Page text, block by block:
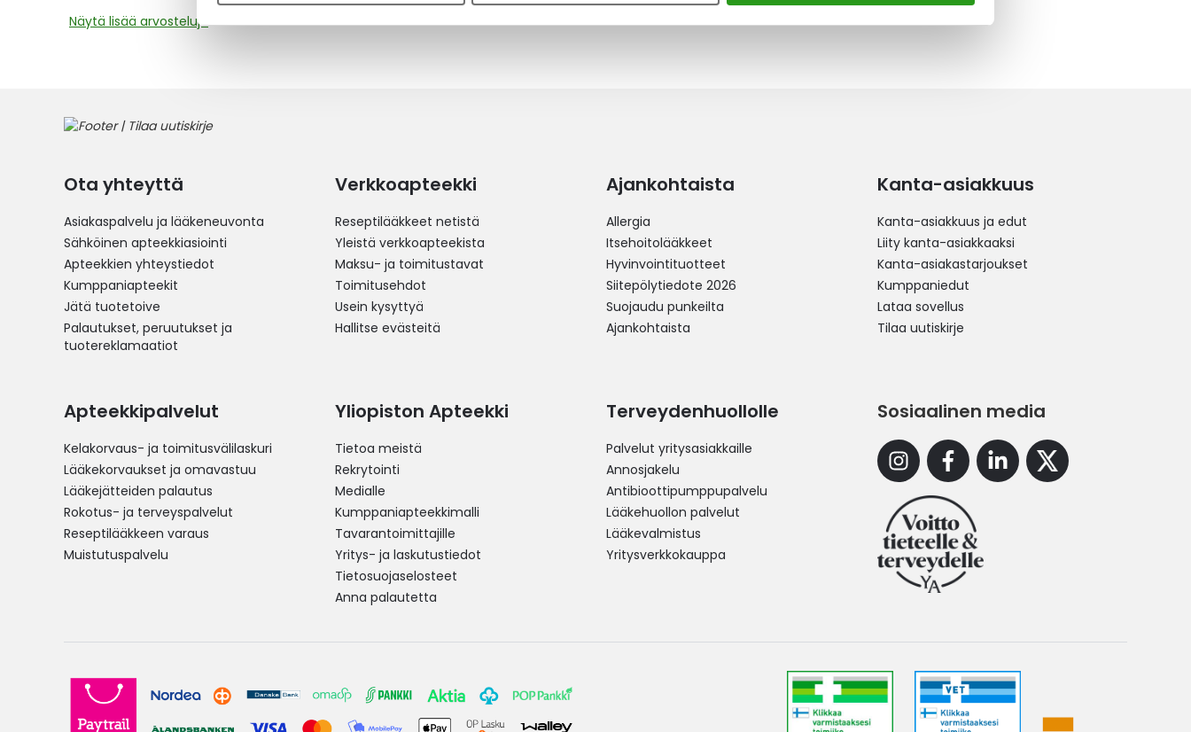
Näytä lisää arvosteluja
Ota yhteyttä
Asiakaspalvelu ja lääkeneuvonta
Sähköinen apteekkiasiointi
Apteekkien yhteystiedot
Kumppaniapteekit
Jätä tuotetoive
Palautukset, peruutukset ja
tuotereklamaatiot
Verkkoapteekki
Reseptilääkkeet netistä
Yleistä verkkoapteekista
Maksu- ja toimitustavat
Toimitusehdot
Usein kysyttyä
Hallitse evästeitä
Ajankohtaista
Allergia
Itsehoitolääkkeet
Hyvinvointituotteet
Siitepölytiedote 2026
Suojaudu punkeilta
Ajankohtaista
Kanta-asiakkuus
Kanta-asiakkuus ja edut
Liity kanta-asiakkaaksi
Kanta-asiakastarjoukset
Kumppaniedut
Lataa sovellus
Tilaa uutiskirje
Apteekkipalvelut
Kelakorvaus- ja toimitusvälilaskuri
Lääkekorvaukset ja omavastuu
Lääkejätteiden palautus
Rokotus- ja terveyspalvelut
Reseptilääkkeen varaus
Muistutuspalvelu
Yliopiston Apteekki
Tietoa meistä
Rekrytointi
Medialle
Kumppaniapteekkimalli
Tavarantoimittajille
Yritys- ja laskutustiedot
Tietosuojaselosteet
Anna palautetta
Terveydenhuollolle
Palvelut yritysasiakkaille
Annosjakelu
Antibioottipumppupalvelu
Lääkehuollon palvelut
Lääkevalmistus
Yritysverkkokauppa
Sosiaalinen media
InstagramFacebookLinkedinX